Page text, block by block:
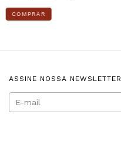
COMPRAR
ASSINE NOSSA NEWSLETTER